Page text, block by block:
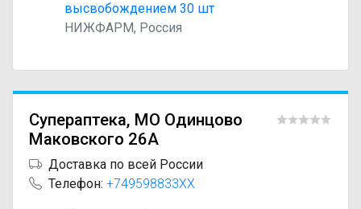
высвобождением 30 шт
НИЖФАРМ, Россия
Супераптека, МО Одинцово
Маковского 26А
Доставка по всей России
Телефон: +749598833XX